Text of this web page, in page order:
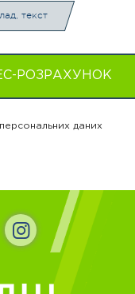
текст
РОЗРАХУНОК
даних